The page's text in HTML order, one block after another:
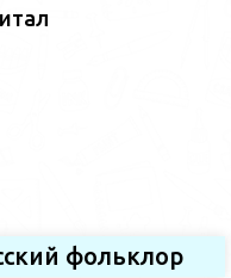
фольклор